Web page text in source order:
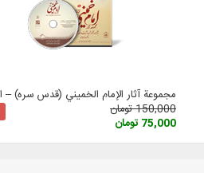
مجموعة آثار الإمام الخميني (قدس سره) –
150,000 تومان
75,000 تومان